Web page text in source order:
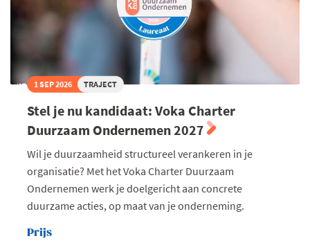
1 SEP 2026 TRAJECT
Stel je nu kandidaat: Voka Charter
Duurzaam Ondernemen 2027
Wil je duurzaamheid structureel verankeren in je
organisatie? Met het Voka Charter Duurzaam
Ondernemen werk je doelgericht aan concrete
duurzame acties, op maat van je onderneming.
Prijs